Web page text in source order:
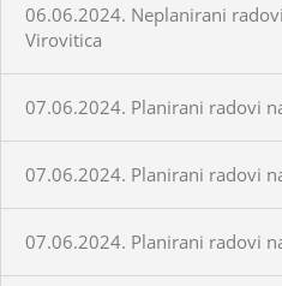
06.06.2024. Neplanirani
Virovitica
07.06.2024. Planirani radovi
07.06.2024. Planirani radovi
07.06.2024. Planirani radovi